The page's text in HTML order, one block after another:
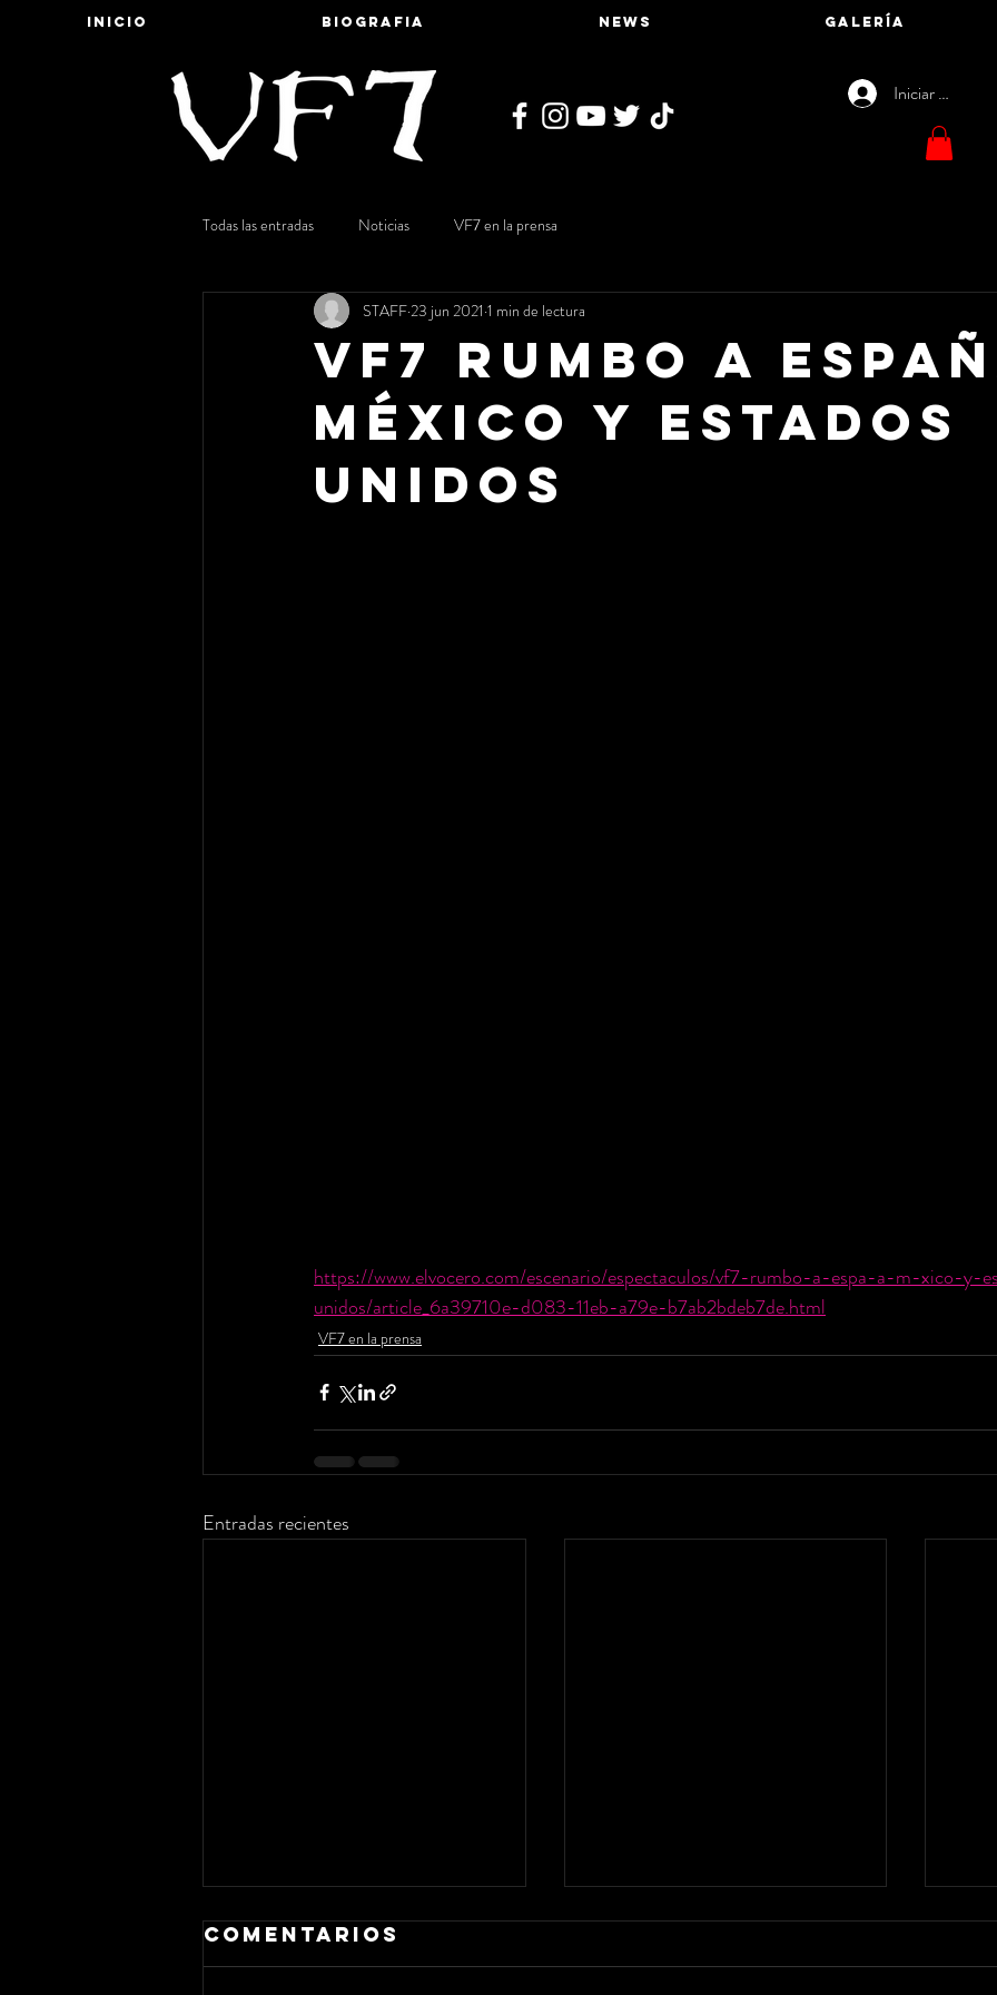
INICIO BIOGRAFIA NEWS GALERÍA
Iniciar sesión
Todas las entradas Noticias VF7 en la prensa
VF7 rumbo a
México y Estados
Unidos
STAFF23 jun 2021 1 min de lectura
https://www.elvocero.com/escenario/espectaculos/vf7-rumbo-a-espa-a-m-xico-y-
unidos/article_6a39710e-d083-11eb-a79e-b7ab2bdeb7de.html
VF7 en la prensa
Entradas recientes
Comentarios